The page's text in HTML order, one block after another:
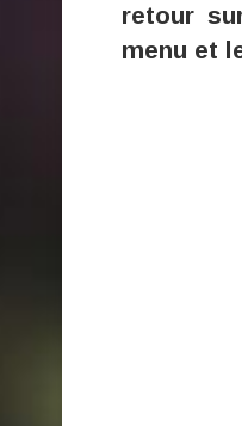
retour
menu et